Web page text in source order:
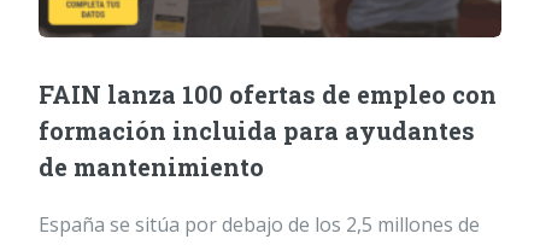
FAIN lanza 100 ofertas de empleo con
formación incluida para ayudantes
de mantenimiento
España se sitúa por debajo de los 2,5 millones de